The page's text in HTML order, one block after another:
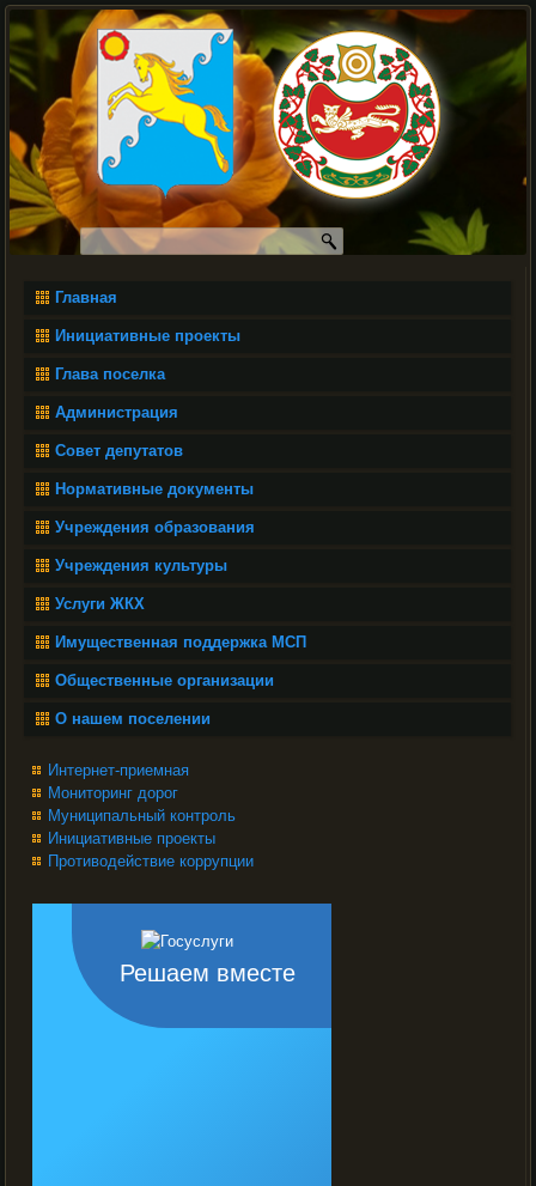
Главная
Инициативные проекты
Глава поселка
Администрация
Совет депутатов
Нормативные документы
Учреждения образования
Учреждения культуры
Услуги ЖКХ
Имущественная поддержка МСП
Общественные организации
О нашем поселении
Интернет-приемная
Мониторинг дорог
Муниципальный контроль
Инициативные проекты
Противодействие коррупции
Решаем вместе